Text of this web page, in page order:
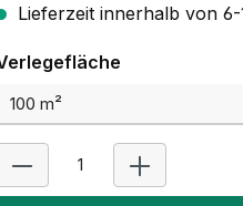
Lieferzeit innerhalb von
auswählen